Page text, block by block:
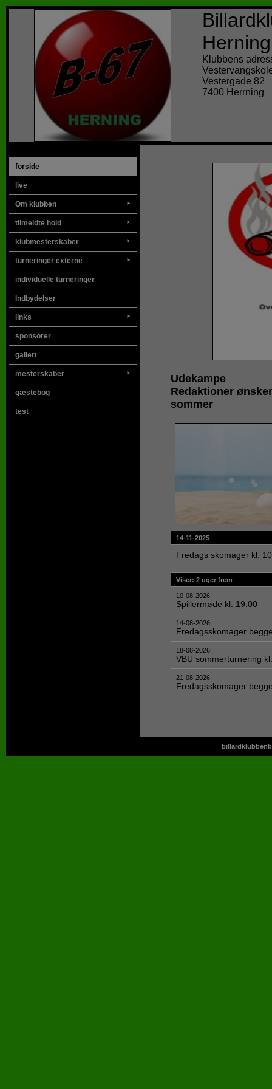
Herning
Klubbens
Vestergade 82
7400 Herrning
forside
live
►
Om klubben
►
tilmeldte hold
►
klubmesterskaber
►
turneringer externe
individuelle turneringer
Indbydelser
►
links
sponsorer
galleri
►
mesterskaber
gæstebog
test
Udekampe
Redaktioner
sommer
14-11-2025
Fredags skomager kl.
Viser: 2 uger frem
10-08-2026
Spillermøde kl. 19.00
14-08-2026
Fredagsskomager
18-08-2026
VBU sommerturnering
21-08-2026
Fredagsskomager